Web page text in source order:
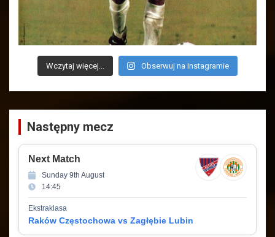
Wczytaj więcej... Obserwuj na Instagramie
Następny mecz
Next Match
Sunday 9th August
14:45
Ekstraklasa
Raków Częstochowa vs Zagłębie Lubin